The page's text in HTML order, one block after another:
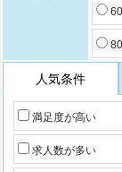
人気条件
満足度が高い
求人数が多い